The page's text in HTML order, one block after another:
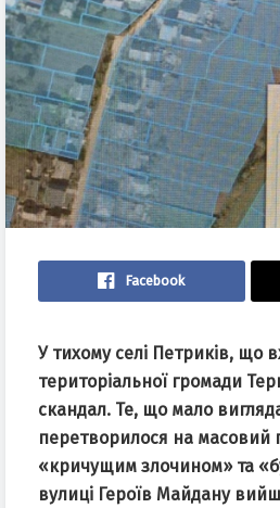
Facebook
У тихому селі Петриків, що
територіальної громади
скандал. Те, що мало
перетворилося на масовий
«кричущим злочином» та
вулиці Героїв Майдану